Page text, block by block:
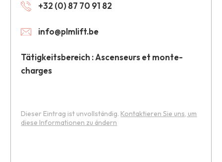
+32 (0) 87 70 91 82
info@plmlift.be
Tätigkeitsbereich : Ascenseurs et monte-
charges
Dieser Eintrag ist unvollständig. Kontaktieren Sie uns, um
diese Informationen zu ändern